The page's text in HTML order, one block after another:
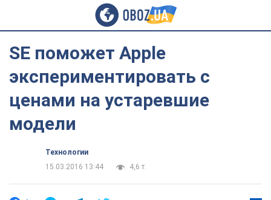
SE поможет Apple
экспериментировать с
ценами на устаревшие
модели
Технологии
15.03.2016 13:44
4,6 т.